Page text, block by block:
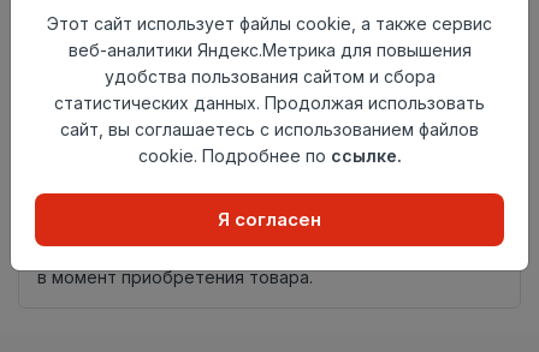
Тип
Плинтус
АктуальностьАктуален
Материал
Дюрополимер
Осталось64 шт
Добавить в корзину
представленного на настоящем сайте. Проверяйте
наличие необходимых характеристик и комплектации
в момент приобретения товара.
Этот сайт использует файлы cookie, а также сервис
веб-аналитики Яндекс.Метрика для повышения
удобства пользования сайтом и сбора
статистических данных. Продолжая использовать
сайт, вы соглашаетесь с использованием файлов
cookie. Подробнее по ссылке.
Я согласен